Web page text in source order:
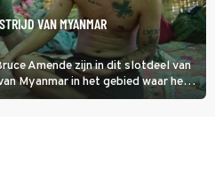
VAN MYANMAR
Amende zijn in dit slotdeel van
Myanmar in het gebied waar het
zwaait. De rebellenleider zet zich